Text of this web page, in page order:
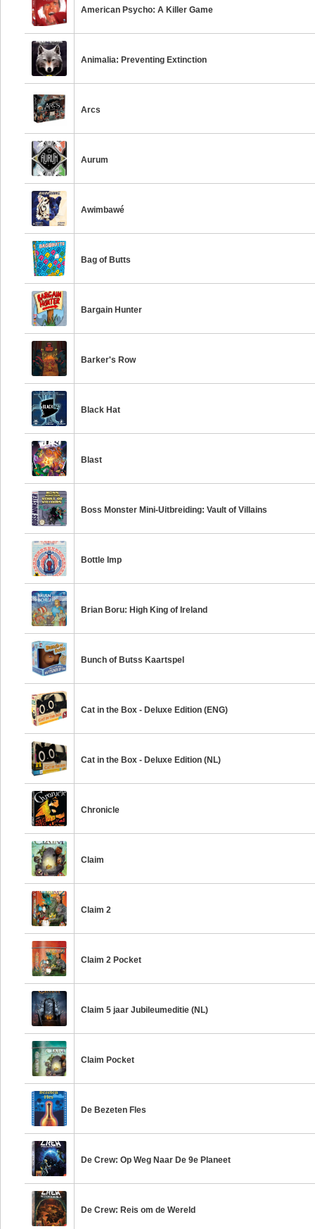
American Psycho: A Killer Game
Animalia: Preventing Extinction
Arcs
Aurum
Awimbawé
Bag of Butts
Bargain Hunter
Barker's Row
Black Hat
Blast
Boss Monster Mini-Uitbreiding: Vault of Villains
Bottle Imp
Brian Boru: High King of Ireland
Bunch of Butss Kaartspel
Cat in the Box - Deluxe Edition (ENG)
Cat in the Box - Deluxe Edition (NL)
Chronicle
Claim
Claim 2
Claim 2 Pocket
Claim 5 jaar Jubileumeditie (NL)
Claim Pocket
De Bezeten Fles
De Crew: Op Weg Naar De 9e Planeet
De Crew: Reis om de Wereld